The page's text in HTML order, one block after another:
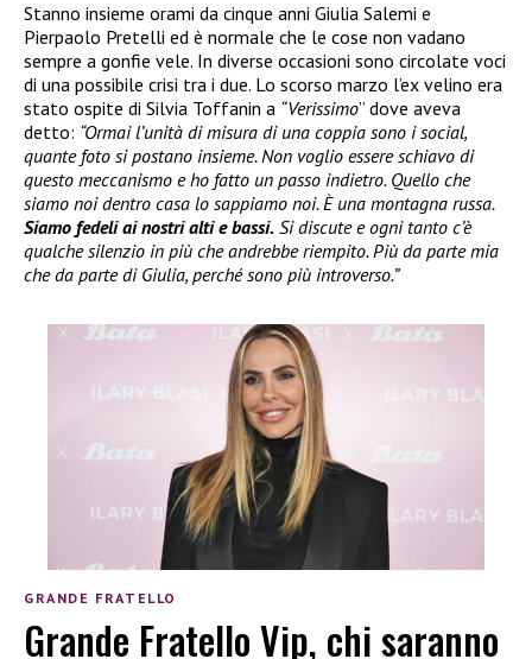
Stanno insieme orami da cinque anni Giulia Salemi e
Pierpaolo Pretelli ed è normale che le cose non vadano
sempre a gonfie vele. In diverse occasioni sono circolate voci
di una possibile crisi tra i due. Lo scorso marzo l’ex velino era
stato ospite di Silvia Toffanin a “Verissimo” dove aveva
detto: “Ormai l’unità di misura di una coppia sono i social,
quante foto si postano insieme. Non voglio essere schiavo di
questo meccanismo e ho fatto un passo indietro. Quello che
siamo noi dentro casa lo sappiamo noi. È una montagna russa.
Siamo fedeli ai nostri alti e bassi. Si discute e ogni tanto c’è
qualche silenzio in più che andrebbe riempito. Più da parte mia
che da parte di Giulia, perché sono più introverso.”
GRANDE FRATELLO
Grande Fratello Vip, chi saranno